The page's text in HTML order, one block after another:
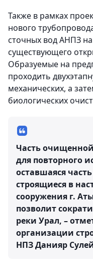
Также в рамках
нового
сточных вод АНПЗ
существующего
Образуемые на
проходить
механических, а
биологических
Часть
для повторного
оставшаяся
строящиеся в
сооружения г.
позволит
реки Урал, –
организации
НПЗ Данияр